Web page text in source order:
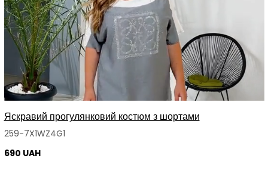
Яскравий прогулянковий костюм з шортами
259-7X1WZ4G1
690 UAH